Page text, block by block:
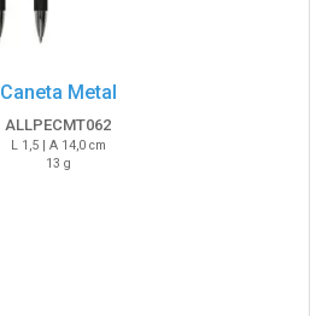
Caneta Metal
ALLPECMT062
L 1,5 | A 14,0 cm
13 g